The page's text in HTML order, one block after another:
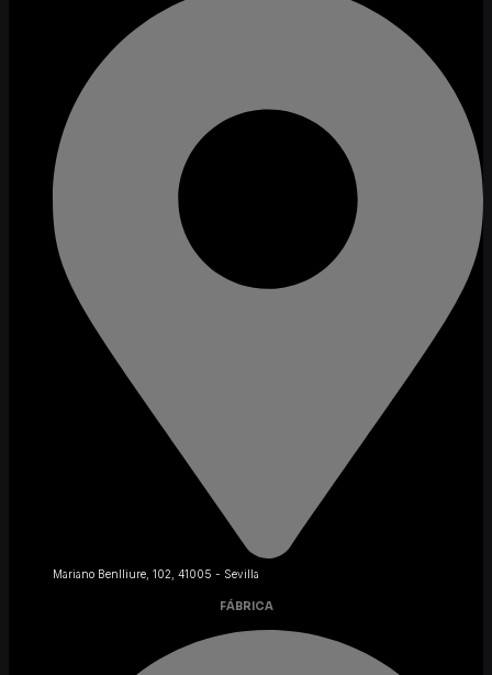
Mariano Benlliure, 102, 41005 - Sevilla
FÁBRICA